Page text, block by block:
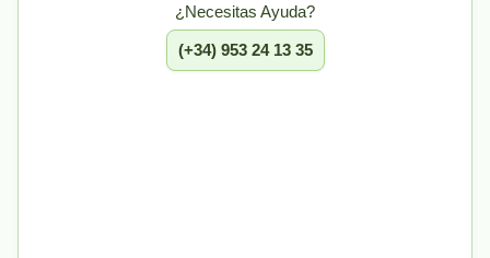
¿Necesitas Ayuda?
(+34) 953 24 13 35